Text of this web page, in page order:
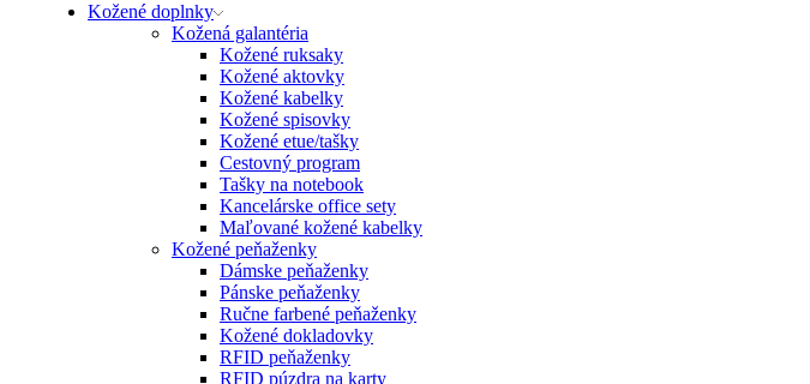
Kožené doplnky
Kožená galantéria
Kožené ruksaky
Kožené aktovky
Kožené kabelky
Kožené spisovky
Kožené etue/tašky
Cestovný program
Tašky na notebook
Kancelárske office sety
Maľované kožené kabelky
Kožené peňaženky
Dámske peňaženky
Pánske peňaženky
Ručne farbené peňaženky
Kožené dokladovky
RFID peňaženky
RFID púzdra na karty